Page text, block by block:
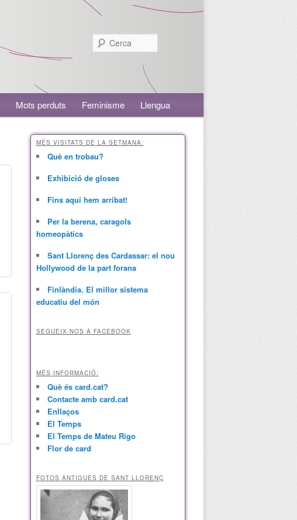
Mots perduts Feminisme Llengua
MÉS VISITATS DE LA SETMANA:
Què en trobau?
Exhibició de gloses
Fins aquí hem arribat!
Per la berena, caragols
homeopàtics
Sant Llorenç des Cardassar: el nou
Hollywood de la part forana
Finlàndia. El millor sistema
educatiu del món
SEGUEIX-NOS A FACEBOOK
MÉS INFORMACIÓ:
Què és card.cat?
Contacte amb card.cat
Enllaços
El Temps
El Temps de Mateu Rigo
Flor de card
FOTOS ANTIGUES DE SANT LLORENÇ